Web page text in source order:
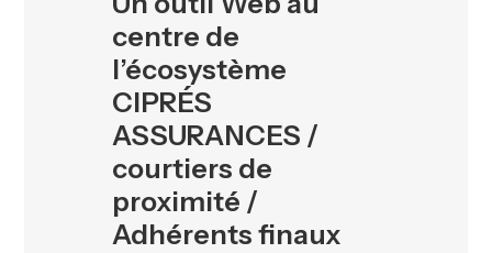
centre de
l’écosystème
CIPRÉS
ASSURANCES /
courtiers de
proximité /
Adhérents finaux